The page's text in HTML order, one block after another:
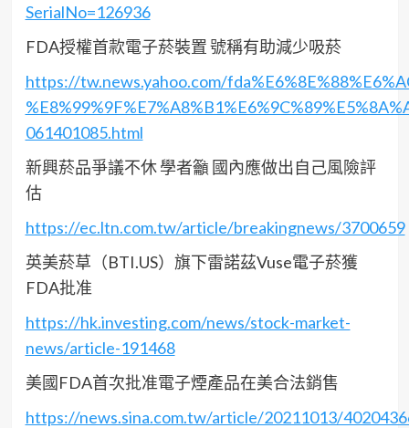
SerialNo=126936
FDA授權首款電子菸裝置 號稱有助減少吸菸
https://tw.news.yahoo.com/
061401085.html
新興菸品爭議不休 學者籲 國內應做出自己風險評
估
https://ec.ltn.com.tw/article/breakingnews/3700659
英美菸草（BTI.US）旗下雷諾茲Vuse電子菸獲
FDA批准
https://hk.investing.com/news/stock-market-
news/article-191468
美國FDA首次批准電子煙產品在美合法銷售
https://news.sina.com.tw/article/20211013/